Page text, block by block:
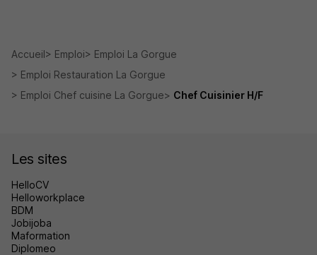
Accueil Emploi
Emploi La Gorgue
Emploi Restauration La Gorgue
Emploi Chef cuisine La Gorgue
Chef Cuisinier H/F
Les sites
HelloCV
Helloworkplace
BDM
Jobijoba
Maformation
Diplomeo